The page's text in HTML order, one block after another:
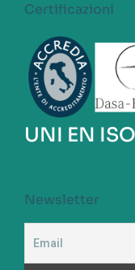
Certificazioni
UNI EN
Newsletter